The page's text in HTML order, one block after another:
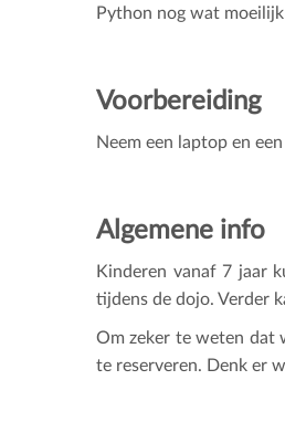
Python nog wat
Voorbereiding
Neem een laptop en
Algemene info
Kinderen vanaf 7 jaar
tijdens de dojo. Verder
Om zeker te weten dat
te reserveren. Denk er